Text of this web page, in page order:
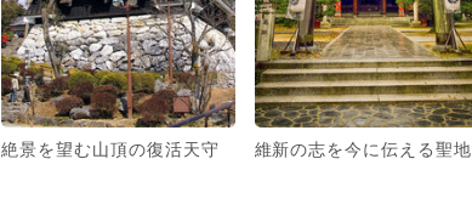
絶景を望む山頂の復活天守 維新の志を今に伝える聖地